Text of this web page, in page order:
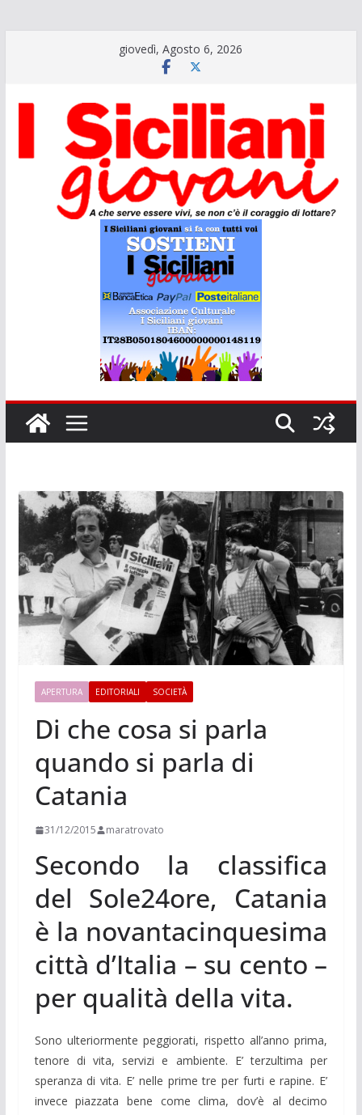
giovedì, Agosto 6, 2026
APERTURA EDITORIALI SOCIETÀ
Di che cosa si parla
quando si parla di
Catania
31/12/2015 maratrovato
Secondo la classifica
del Sole24ore, Catania
è la novantacinquesima
città d’Italia – su cento –
per qualità della vita.
Sono ulteriormente peggiorati, rispetto all’anno prima,
tenore di vita, servizi e ambiente. E’ terzultima per
speranza di vita. E’ nelle prime tre per furti e rapine. E’
invece piazzata bene come clima, dov’è al decimo